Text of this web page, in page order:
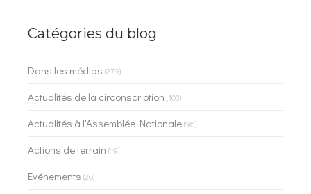
Catégories du blog
Dans les médias (279)
Actualités de la circonscription (103)
Actualités à l'Assemblée Nationale(96)
Actions de terrain (19)
Evénements (20)